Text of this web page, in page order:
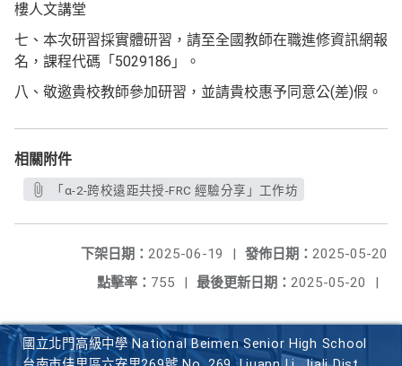
樓人文講堂
七、本次研習採實體研習，請至全國教師在職進修資訊網報
名，課程代碼「5029186」。
八、敬邀貴校教師參加研習，並請貴校惠予同意公(差)假。
相關附件
「α-2-跨校遠距共授-FRC 經驗分享」工作坊
發佈日期： 2025-05-20
下架日期： 2025-06-19
|
最後更新日期： 2025-05-20 |
點擊率： 755 |
國立北門高級中學 National Beimen Senior High School